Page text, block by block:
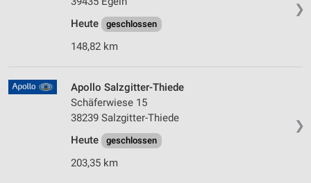
❯
Heute
geschlossen
148,82 km
❯
Apollo Salzgitter-Thiede
Schäferwiese 15
38239 Salzgitter-Thiede
Heute
geschlossen
203,35 km